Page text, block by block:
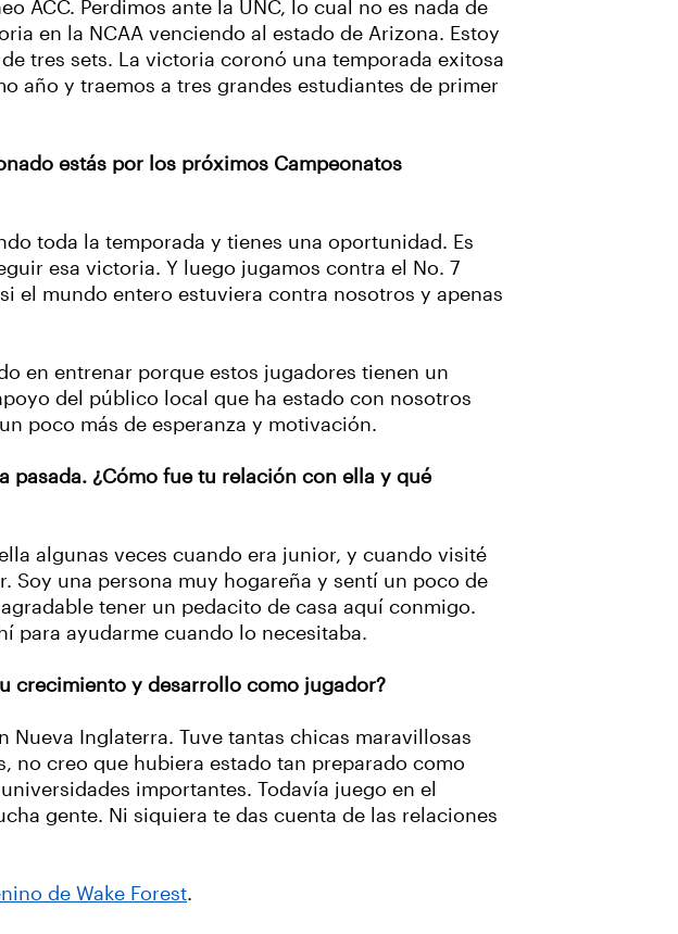
ACC. Perdimos ante la UNC, lo cual no es nada de
en la NCAA venciendo al estado de Arizona. Estoy
tres sets. La victoria coronó una temporada exitosa
año y traemos a tres grandes estudiantes de primer
estás por los próximos Campeonatos
toda la temporada y tienes una oportunidad. Es
esa victoria. Y luego jugamos contra el No. 7
el mundo entero estuviera contra nosotros y apenas
en entrenar porque estos jugadores tienen un
del público local que ha estado con nosotros
poco más de esperanza y motivación.
pasada. ¿Cómo fue tu relación con ella y qué
algunas veces cuando era junior, y cuando visité
Soy una persona muy hogareña y sentí un poco de
tener un pedacito de casa aquí conmigo.
para ayudarme cuando lo necesitaba.
crecimiento y desarrollo como jugador?
Inglaterra. Tuve tantas chicas maravillosas
no creo que hubiera estado tan preparado como
importantes. Todavía juego en el
gente. Ni siquiera te das cuenta de las relaciones
de Wake Forest.